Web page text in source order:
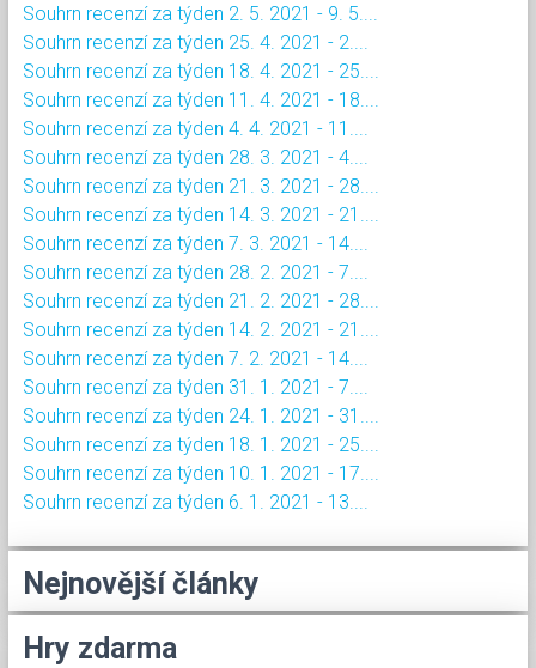
Souhrn recenzí za týden 2. 5. 2021 - 9. 5....
Souhrn recenzí za týden 25. 4. 2021 - 2....
Souhrn recenzí za týden 18. 4. 2021 - 25....
Souhrn recenzí za týden 11. 4. 2021 - 18....
Souhrn recenzí za týden 4. 4. 2021 - 11....
Souhrn recenzí za týden 28. 3. 2021 - 4....
Souhrn recenzí za týden 21. 3. 2021 - 28....
Souhrn recenzí za týden 14. 3. 2021 - 21....
Souhrn recenzí za týden 7. 3. 2021 - 14....
Souhrn recenzí za týden 28. 2. 2021 - 7....
Souhrn recenzí za týden 21. 2. 2021 - 28....
Souhrn recenzí za týden 14. 2. 2021 - 21....
Souhrn recenzí za týden 7. 2. 2021 - 14....
Souhrn recenzí za týden 31. 1. 2021 - 7....
Souhrn recenzí za týden 24. 1. 2021 - 31....
Souhrn recenzí za týden 18. 1. 2021 - 25....
Souhrn recenzí za týden 10. 1. 2021 - 17....
Souhrn recenzí za týden 6. 1. 2021 - 13....
Nejnovější články
Hry zdarma